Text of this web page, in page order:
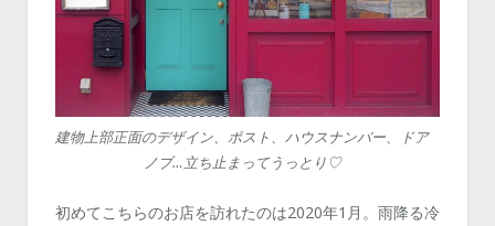
建物上部正面のデザイン、ポスト、ハウスナンバー、ドア
ノブ…立ち止まってうっとり♡
初めてこちらのお店を訪れたのは2020年1月。雨降る冷